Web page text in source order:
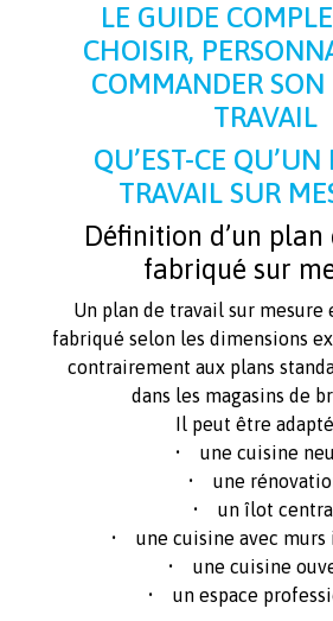
LE GUIDE
CHOISIR,
COMMANDER SON
TRAVAIL
QU’EST-CE
TRAVAIL SUR
Définition d’un
fabriqué sur
Un plan de travail sur mesure
fabriqué selon les dimensions
contrairement aux plans
dans les magasins de
Il peut être adapté
• une cuisine
• une
• un îlot central
• une cuisine avec murs
• une cuisine
• un espace